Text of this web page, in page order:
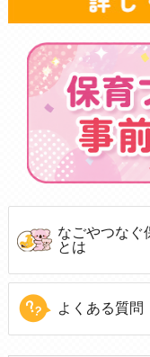
なごやつなぐ
とは
よくある質問